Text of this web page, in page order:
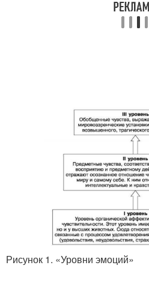
Рисунок 1. «Уровни эмоций»